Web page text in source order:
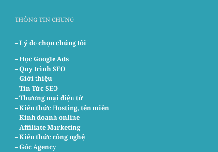
THÔNG TIN CHUNG
– Lý do chọn chúng tôi
–Học Google Ads
– Quy trình SEO
– Giới thiệu
– Tin Tức SEO
– Thương mại điện tử
– Kiến thức Hosting, tên miền
– Kinh doanh online
– Affiliate Marketing
– Kiến thức công nghệ
– Góc Agency